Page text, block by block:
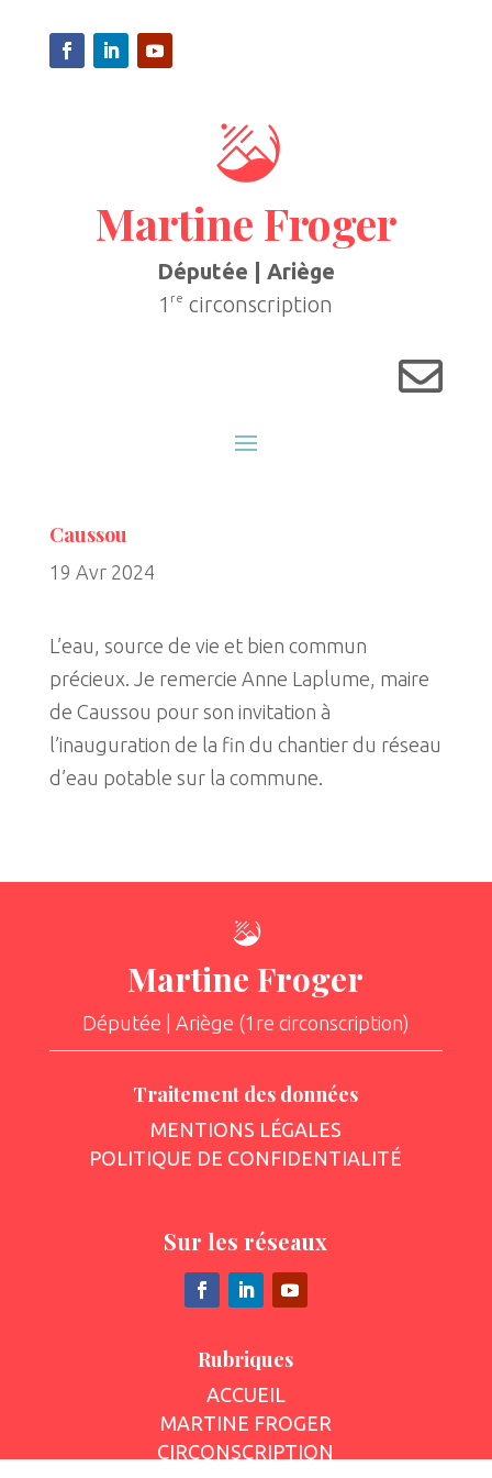
Martine Froger
Députée | Ariège
1 re circonscription

Caussou
19 Avr 2024
L’eau, source de vie et bien commun
précieux. Je remercie Anne Laplume, maire
de Caussou pour son invitation à
l’inauguration de la fin du chantier du réseau
d’eau potable sur la commune.
Martine Froger
Députée | Ariège (1re circonscription)
Traitement des données
MENTIONS LÉGALES
POLITIQUE DE CONFIDENTIALITÉ
Sur les réseaux
Rubriques
ACCUEIL
MARTINE FROGER
CIRCONSCRIPTION